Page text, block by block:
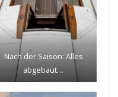
Nach der Saison: Alles
abgebaut…